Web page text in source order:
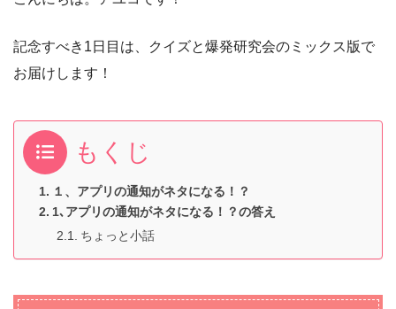
記念すべき1日目は、クイズと爆発研究会のミックス版で
お届けします！
もくじ
１、アプリの通知がネタになる！？
1､アプリの通知がネタになる！？の答え
ちょっと小話